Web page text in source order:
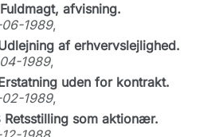
afvisning.
1989,
af erhvervslejlighed.
1989,
uden for kontrakt.
1989,
Retsstilling som aktionær.